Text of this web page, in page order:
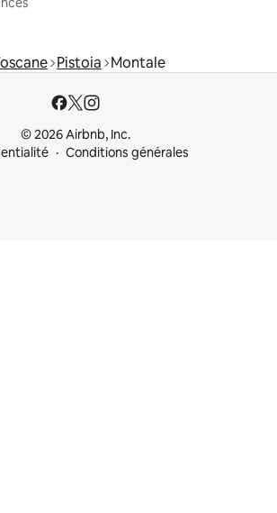
Pistoia Montale
© 2026 Airbnb, Inc.
Conditions générales